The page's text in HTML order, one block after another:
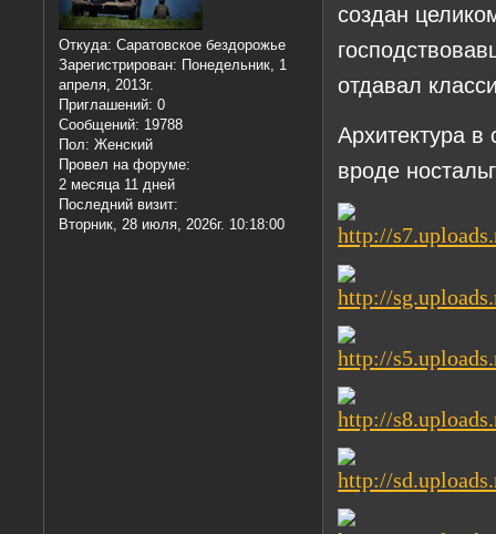
Откуда: Саратовское бездорожье
Зарегистрирован: Понедельник, 1
апреля, 2013г.
Приглашений: 0
Сообщений: 19788
Пол: Женский
Провел на форуме:
2 месяца 11 дней
Последний визит:
Вторник, 28 июля, 2026г. 10:18:00
создан
отдавал
Архитектура
вроде